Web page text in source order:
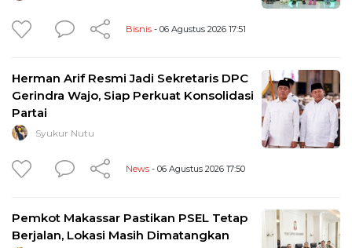
Bisnis - 06 Agustus 2026 17:51
Herman Arif Resmi Jadi Sekretaris DPC
Gerindra Wajo, Siap Perkuat Konsolidasi
Partai
Syukur Nutu
News - 06 Agustus 2026 17:50
Pemkot Makassar Pastikan PSEL Tetap
Berjalan, Lokasi Masih Dimatangkan